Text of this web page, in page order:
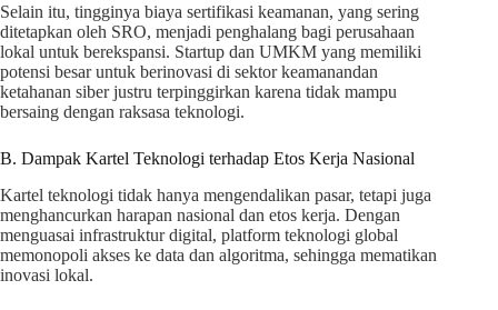
Selain itu, tingginya biaya sertifikasi keamanan, yang sering
ditetapkan oleh SRO, menjadi penghalang bagi perusahaan
lokal untuk berekspansi. Startup dan UMKM yang memiliki
potensi besar untuk berinovasi di sektor keamanandan
ketahanan siber justru terpinggirkan karena tidak mampu
bersaing dengan raksasa teknologi.
B. Dampak Kartel Teknologi terhadap Etos Kerja Nasional
Kartel teknologi tidak hanya mengendalikan pasar, tetapi juga
menghancurkan harapan nasional dan etos kerja. Dengan
menguasai infrastruktur digital, platform teknologi global
memonopoli akses ke data dan algoritma, sehingga mematikan
inovasi lokal.